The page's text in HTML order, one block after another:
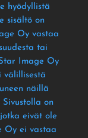
hyödyllistä
sisältö on
Oy vastaa
tai
Image Oy
välillisestä
näillä
Sivustolla on
eivät ole
Oy ei vastaa